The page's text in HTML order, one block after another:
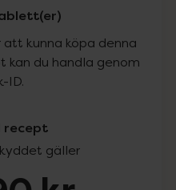
kunna köpa denna
kan du handla genom
ID.
recept
gäller